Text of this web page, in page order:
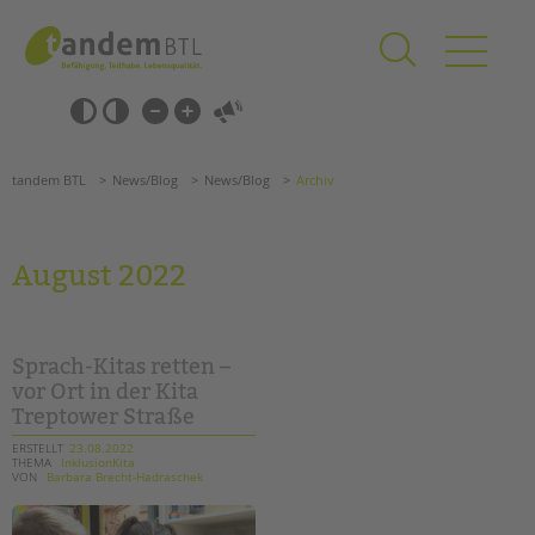
springen
Barrierefrei-
Einstellungen
überspringen
überspringen
Grundschulen
Förderzentren
Kollegs
EFöB
Schulbezogene Sozialarbeit
Tagesgruppen
HILFEN ZUR ERZIEHUNG
Suchen
tandem BTL News/Blog News/Blog Archiv
August 2022
Sprach-Kitas retten –
vor Ort in der Kita
Treptower Straße
ERSTELLT 23.08.2022
THEMA
InklusionKita
VON
Barbara Brecht-Hadraschek